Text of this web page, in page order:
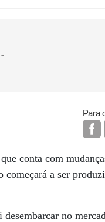
Para
conta com
começará a ser
no